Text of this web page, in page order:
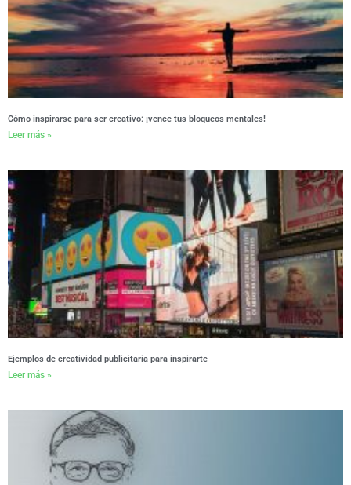
Cómo inspirarse para ser creativo: ¡vence tus bloqueos mentales!
Leer más »
Ejemplos de creatividad publicitaria para inspirarte
Leer más »